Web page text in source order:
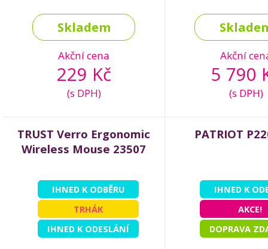
Skladem
Akční cena
229 Kč
(s DPH)
Akční
5 790
(s DPH)
TRUST Verro Ergonomic
Wireless Mouse 23507
IHNED K ODBĚRU
TRHÁK
IHNED K ODESLÁNÍ
PATRIOT
IHNED K
AKCE!
DOPRAVA